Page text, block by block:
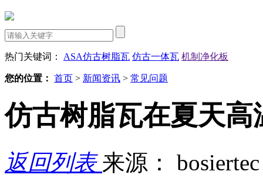
热门关键词： ASA仿古树脂瓦 仿古一体瓦 机制净化板
您的位置： 首页 > 新闻资讯 > 常见问题
仿古树脂瓦在夏天高
返回列表来源：